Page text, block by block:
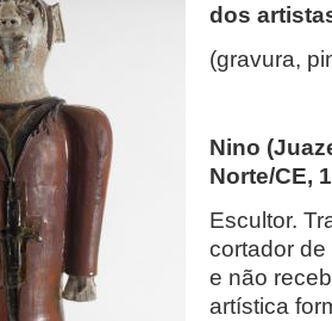
dos
(gravura,
Nino
Norte/CE,
Escultor.
cortador
e não
artística